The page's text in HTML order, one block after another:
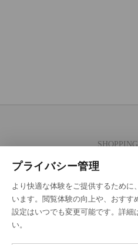
送料・ラッピ
プライバシー管理
より快適な体験をご提供するために
います。閲覧体験の向上や、おすす
設定はいつでも変更可能です。詳細
い。